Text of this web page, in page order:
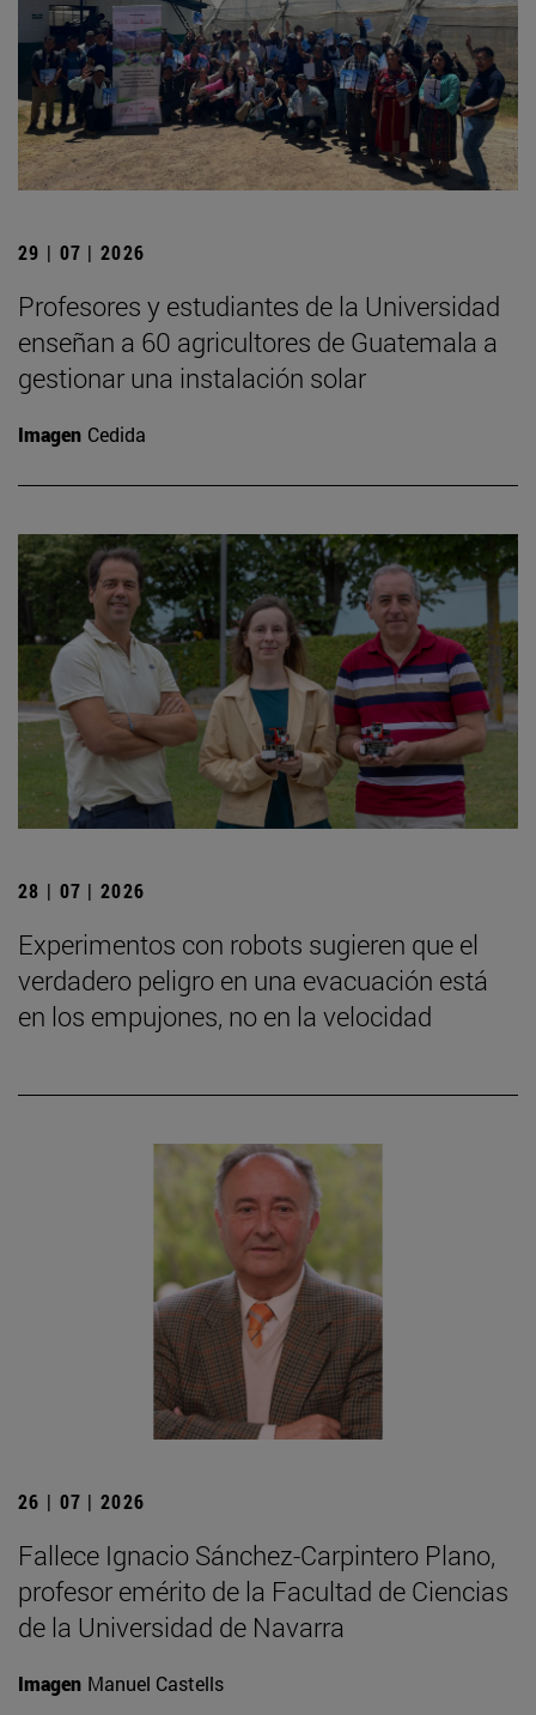
29 | 07 | 2026
Profesores y estudiantes de la Universidad
enseñan a 60 agricultores de Guatemala a
gestionar una instalación solar
Imagen Cedida
28 | 07 | 2026
Experimentos con robots sugieren que el
verdadero peligro en una evacuación está
en los empujones, no en la velocidad
26 | 07 | 2026
Fallece Ignacio Sánchez-Carpintero Plano,
profesor emérito de la Facultad de Ciencias
de la Universidad de Navarra
Imagen Manuel Castells